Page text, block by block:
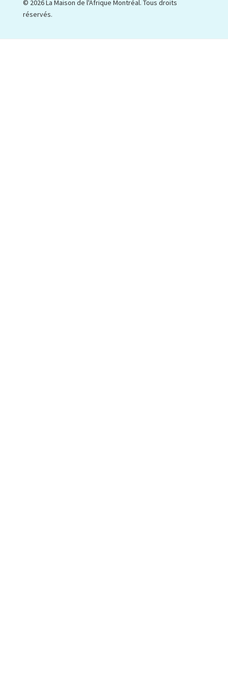
© 2026 La Maison de l'Afrique Montréal. Tous droits
réservés.